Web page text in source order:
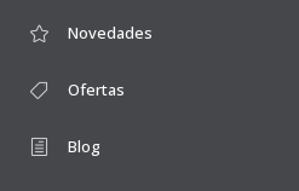
Novedades
Ofertas
Blog